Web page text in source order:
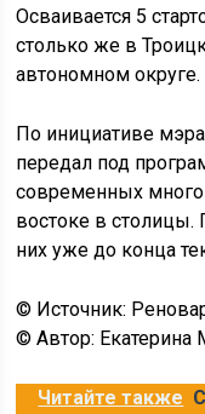
Осваивается 5
столько же в
автономном округе.
По инициативе
передал под
современных
востоке в столицы.
них уже до конца
© Источник:
© Автор: Екатерина
Читайте также